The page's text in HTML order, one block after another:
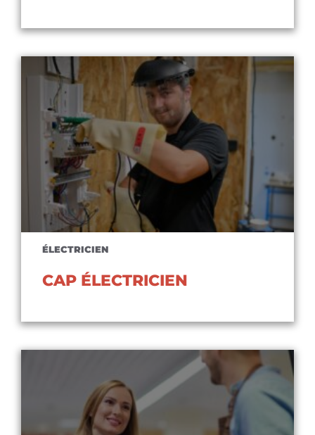
ÉLECTRICIEN
CAP ÉLECTRICIEN
Voir le diplôme